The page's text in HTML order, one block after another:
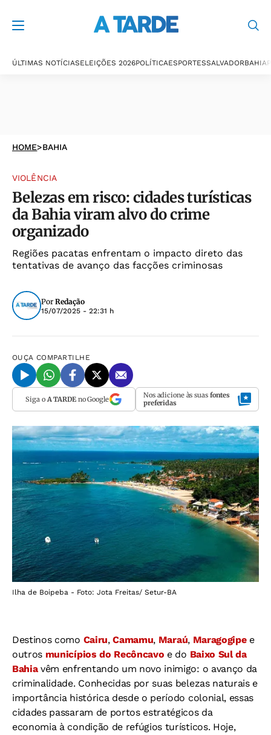
ÚLTIMAS NOTÍCIASELEIÇÕES 2026POLÍTICAESPORTESSALVADORBAHIA
HOME>BAHIA
VIOLÊNCIA
Belezas em risco: cidades turísticas
da Bahia viram alvo do crime
organizado
Regiões pacatas enfrentam o impacto direto das
tentativas de avanço das facções criminosas
Por Redação
15/07/2025 - 22:31 h
OUÇA COMPARTILHE
Siga o A TARDEno Google Nos adicione às suas fontes
preferidas
Ilha de Boipeba - Foto: Jota Freitas/ Setur-BA
Destinos como Cairu,Camamu, Maraú, Maragogipee
outros municípios do Recôncavo e do Baixo Sul da
Bahiavêm enfrentando um novo inimigo: o avanço da
criminalidade. Conhecidas por suas belezas naturais e
importância histórica desde o período colonial, essas
cidades passaram de portos estratégicos da
economia à condição de refúgios turísticos. Hoje,